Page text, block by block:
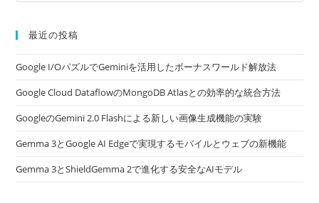
最近の投稿
Google I/OパズルでGeminiを活用したボーナスワールド解放法
Google Cloud DataflowのMongoDB Atlasとの効率的な統合方法
GoogleのGemini 2.0 Flashによる新しい画像生成機能の実験
Gemma 3とGoogle AI Edgeで実現するモバイルとウェブの新機能
Gemma 3とShieldGemma 2で進化する安全なAIモデル